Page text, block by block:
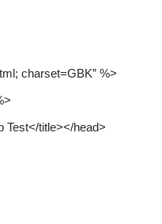
charset=GBK” %>
Test</title></head>